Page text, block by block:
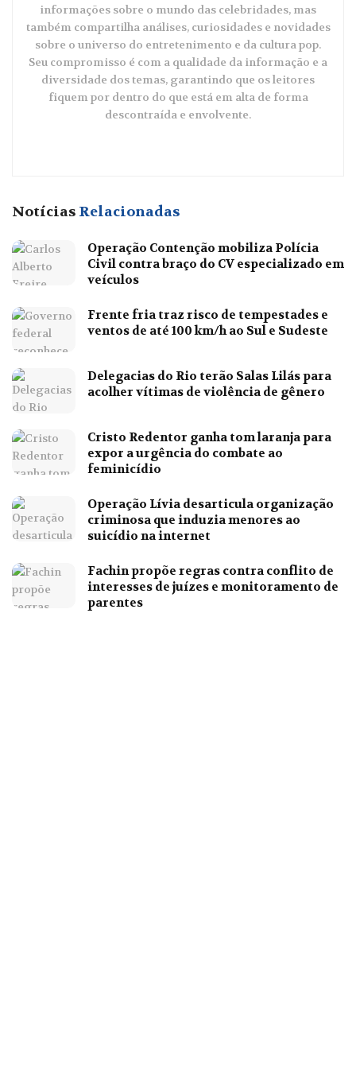
informações sobre o mundo das celebridades, mas
também compartilha análises, curiosidades e novidades
sobre o universo do entretenimento e da cultura pop.
Seu compromisso é com a qualidade da informação e a
diversidade dos temas, garantindo que os leitores
fiquem por dentro do que está em alta de forma
descontraída e envolvente.
Notícias Relacionadas
Operação Contenção mobiliza Polícia
Civil contra braço do CV especializado em
veículos
Frente fria traz risco de tempestades e
ventos de até 100 km/h ao Sul e Sudeste
Delegacias do Rio terão Salas Lilás para
acolher vítimas de violência de gênero
Cristo Redentor ganha tom laranja para
expor a urgência do combate ao
feminicídio
Operação Lívia desarticula organização
criminosa que induzia menores ao
suicídio na internet
Fachin propõe regras contra conflito de
interesses de juízes e monitoramento de
parentes